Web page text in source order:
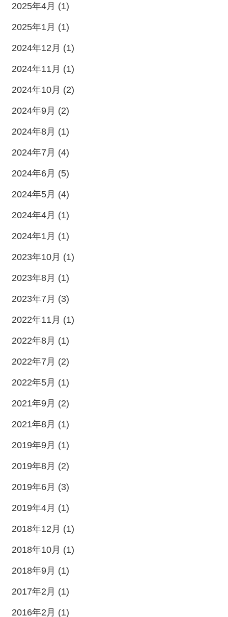
2025年4月 (1)
2025年1月 (1)
2024年12月 (1)
2024年11月 (1)
2024年10月 (2)
2024年9月 (2)
2024年8月 (1)
2024年7月 (4)
2024年6月 (5)
2024年5月 (4)
2024年4月 (1)
2024年1月 (1)
2023年10月 (1)
2023年8月 (1)
2023年7月 (3)
2022年11月 (1)
2022年8月 (1)
2022年7月 (2)
2022年5月 (1)
2021年9月 (2)
2021年8月 (1)
2019年9月 (1)
2019年8月 (2)
2019年6月 (3)
2019年4月 (1)
2018年12月 (1)
2018年10月 (1)
2018年9月 (1)
2017年2月 (1)
2016年2月 (1)